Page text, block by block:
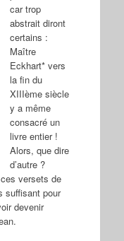
car trop
abstrait diront
certains :
Maître
Eckhart* vers
la fin du
XIIIème siècle
y a même
consacré un
livre entier !
Alors, que dire
d’autre ?
versets de
suffisant pour
devenir